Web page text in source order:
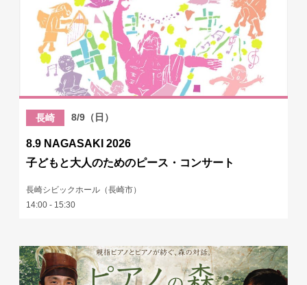
長崎 8/9（日）
8.9 NAGASAKI 2026
子どもと大人のためのピース・コンサート
長崎シビックホール（長崎市）
14:00 - 15:30